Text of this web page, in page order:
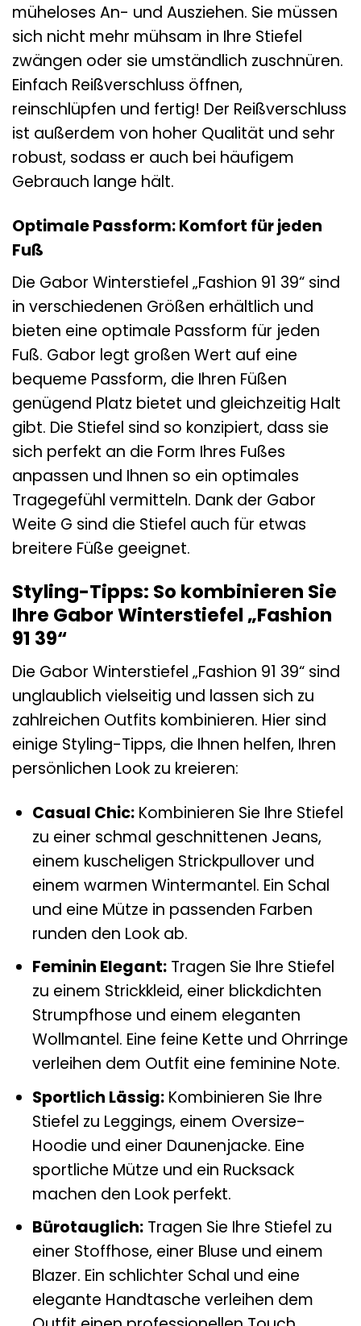
müheloses An- und Ausziehen. Sie müssen
sich nicht mehr mühsam in Ihre Stiefel
zwängen oder sie umständlich zuschnüren.
Einfach Reißverschluss öffnen,
reinschlüpfen und fertig! Der Reißverschluss
ist außerdem von hoher Qualität und sehr
robust, sodass er auch bei häufigem
Gebrauch lange hält.
Optimale Passform: Komfort für jeden
Fuß
Die Gabor Winterstiefel „Fashion 91 39“ sind
in verschiedenen Größen erhältlich und
bieten eine optimale Passform für jeden
Fuß. Gabor legt großen Wert auf eine
bequeme Passform, die Ihren Füßen
genügend Platz bietet und gleichzeitig Halt
gibt. Die Stiefel sind so konzipiert, dass sie
sich perfekt an die Form Ihres Fußes
anpassen und Ihnen so ein optimales
Tragegefühl vermitteln. Dank der Gabor
Weite G sind die Stiefel auch für etwas
breitere Füße geeignet.
Styling-Tipps: So kombinieren Sie
Ihre Gabor Winterstiefel „Fashion
91 39“
Die Gabor Winterstiefel „Fashion 91 39“ sind
unglaublich vielseitig und lassen sich zu
zahlreichen Outfits kombinieren. Hier sind
einige Styling-Tipps, die Ihnen helfen, Ihren
persönlichen Look zu kreieren:
Casual Chic:Kombinieren Sie Ihre Stiefel
zu einer schmal geschnittenen Jeans,
einem kuscheligen Strickpullover und
einem warmen Wintermantel. Ein Schal
und eine Mütze in passenden Farben
runden den Look ab.
Feminin Elegant:Tragen Sie Ihre Stiefel
zu einem Strickkleid, einer blickdichten
Strumpfhose und einem eleganten
Wollmantel. Eine feine Kette und Ohrringe
verleihen dem Outfit eine feminine Note.
Sportlich Lässig:Kombinieren Sie Ihre
Stiefel zu Leggings, einem Oversize-
Hoodie und einer Daunenjacke. Eine
sportliche Mütze und ein Rucksack
machen den Look perfekt.
Bürotauglich:Tragen Sie Ihre Stiefel zu
einer Stoffhose, einer Bluse und einem
Blazer. Ein schlichter Schal und eine
elegante Handtasche verleihen dem